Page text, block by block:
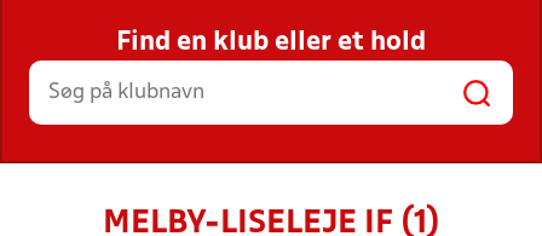
STILLINGER, RESULTATER, KLUBBER OG
HOLD
Find en klub eller et hold
MELBY-LISELEJE IF (1)